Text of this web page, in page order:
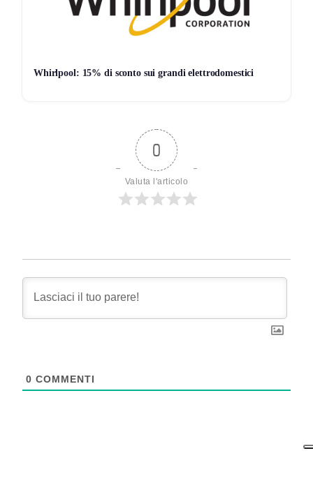
Whirlpool: 15% di sconto sui grandi elettrodomestici
0
Valuta l'articolo
0 COMMENTI